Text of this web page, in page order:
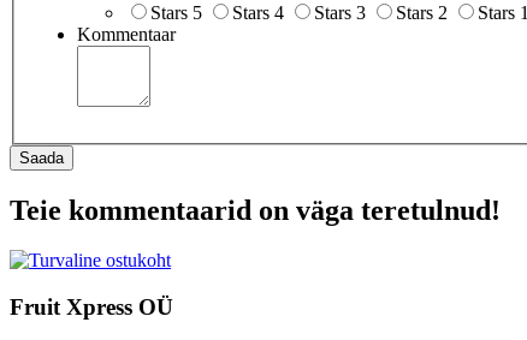
Stars 5 Stars 4 Stars 3 Stars 2
Stars 1
Kommentaar
Saada
Teie kommentaarid on väga teretulnud!
Fruit Xpress OÜ